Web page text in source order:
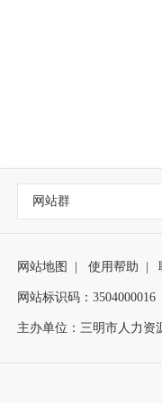
网站群
网站地图 | 使用帮助 |
网站标识码：3504000016
主办单位：三明市人力资